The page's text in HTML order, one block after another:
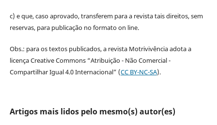
c) e que, caso aprovado, transferem para a revista tais direitos, sem
reservas, para publicação no formato on line.
Obs.: para os textos publicados, a revista Motrivivência adota a
licença Creative Commons “Atribuição - Não Comercial -
Compartilhar Igual 4.0 Internacional” (CC BY-NC-SA).
Artigos mais lidos pelo mesmo(s) autor(es)